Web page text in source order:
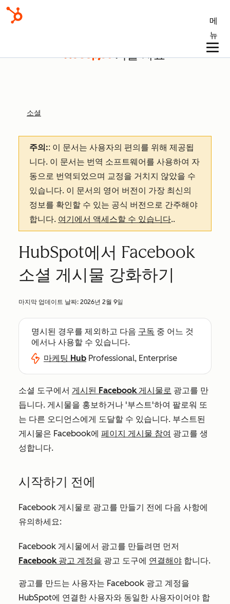
메
뉴
기술 자료
소셜
주의:: 이 문서는 사용자의 편의를 위해 제공됩
니다. 이 문서는 번역 소프트웨어를 사용하여 자
동으로 번역되었으며 교정을 거치지 않았을 수
있습니다. 이 문서의 영어 버전이 가장 최신의
정보를 확인할 수 있는 공식 버전으로 간주해야
합니다. 여기에서 액세스할 수 있습니다..
HubSpot에서 Facebook
소셜 게시물 강화하기
마지막 업데이트 날짜: 2026년 2월 9일
명시된 경우를 제외하고 다음 구독 중 어느 것
에서나 사용할 수 있습니다.
마케팅 Hub Professional, Enterprise
소셜 도구에서 게시된 Facebook 게시물로 광고를 만
듭니다. 게시물을 홍보하거나 '부스트'하여 팔로워 또
는 다른 오디언스에게 도달할 수 있습니다. 부스트된
게시물은 Facebook에 페이지 게시물 참여 광고를 생
성합니다.
시작하기 전에
Facebook 게시물로 광고를 만들기 전에 다음 사항에
유의하세요:
Facebook 게시물에서 광고를 만들려면 먼저
Facebook 광고 계정을 광고 도구에 연결해야 합니다.
광고를 만드는 사용자는 Facebook 광고 계정을
HubSpot에 연결한 사용자와 동일한 사용자이어야 합